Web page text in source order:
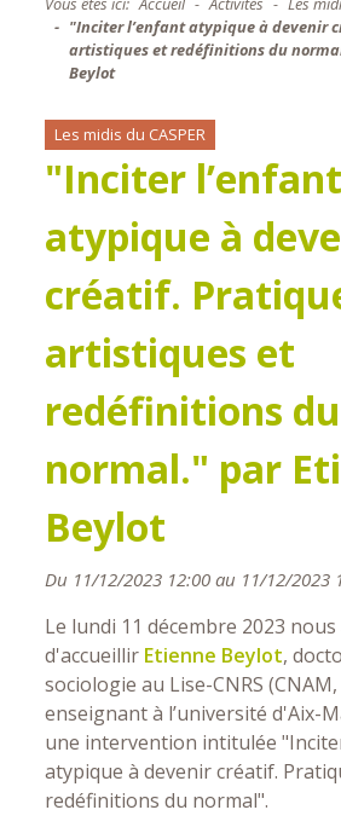
"Inciter l’enfant atypique à devenir
artistiques et redéfinitions du
Beylot
Les midis du CASPER
"Inciter l’enfant
atypique à
créatif.
artistiques et
redéfinitions du
normal." par
Beylot
Du 11/12/2023 12:00 au 11/12/2023
Le lundi 11 décembre 2023
d'accueillir Etienne Beylot,
sociologie au Lise-CNRS
enseignant à l’université d'Aix-
une intervention intitulée
atypique à devenir créatif.
redéfinitions du normal".